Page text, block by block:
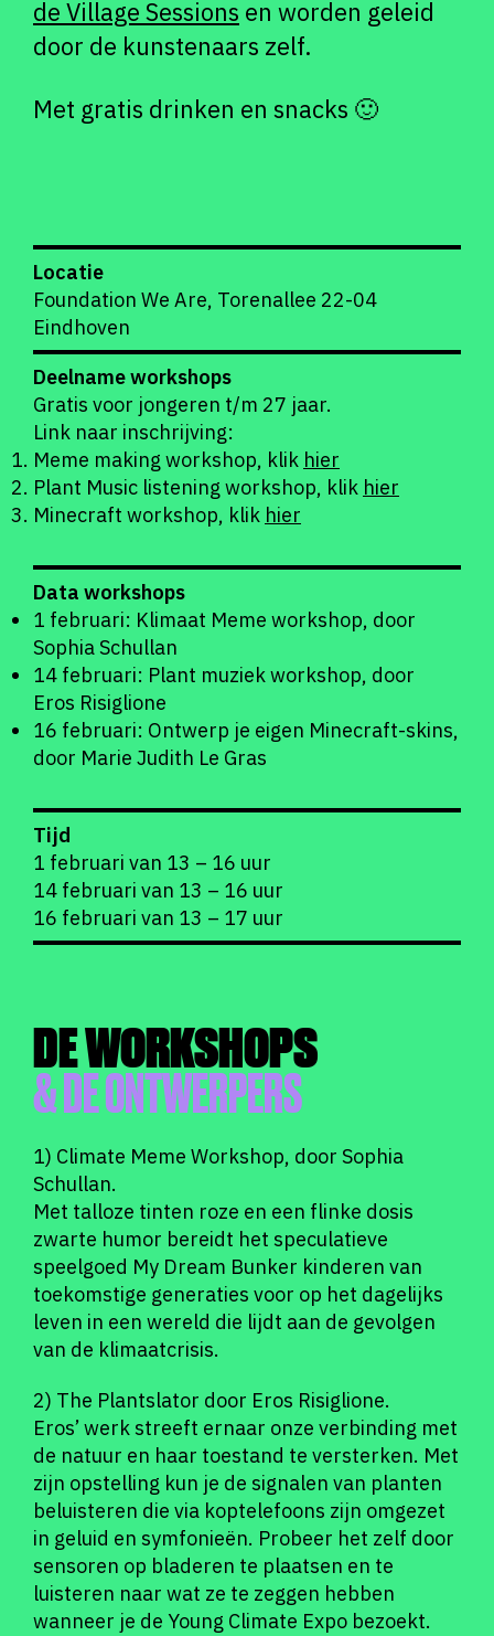
de Village Sessions en worden geleid
door de kunstenaars zelf.
Met gratis drinken en snacks 🙂
Locatie
Foundation We Are, Torenallee 22-04
Eindhoven
Deelname workshops
Gratis voor jongeren t/m 27 jaar.
Link naar inschrijving:
Meme making workshop, klik hier
Plant Music listening workshop, klik hier
Minecraft workshop, klik hier
Data workshops
1 februari: Klimaat Meme workshop, door
Sophia Schullan
14 februari: Plant muziek workshop, door
Eros Risiglione
16 februari: Ontwerp je eigen Minecraft-skins,
door Marie Judith Le Gras
Tijd
1 februari van 13 – 16 uur
14 februari van 13 – 16 uur
16 februari van 13 – 17 uur
DE WORKSHOPS
& DE ONTWERPERS
1) Climate Meme Workshop, door Sophia
Schullan.
Met talloze tinten roze en een flinke dosis
zwarte humor bereidt het speculatieve
speelgoed My Dream Bunker kinderen van
toekomstige generaties voor op het dagelijks
leven in een wereld die lijdt aan de gevolgen
van de klimaatcrisis.
2) The Plantslator door Eros Risiglione.
Eros’ werk streeft ernaar onze verbinding met
de natuur en haar toestand te versterken. Met
zijn opstelling kun je de signalen van planten
beluisteren die via koptelefoons zijn omgezet
in geluid en symfonieën. Probeer het zelf door
sensoren op bladeren te plaatsen en te
luisteren naar wat ze te zeggen hebben
wanneer je de Young Climate Expo bezoekt.